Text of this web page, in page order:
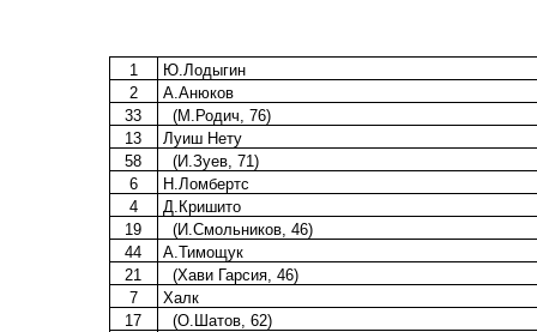
1
Ю.Лодыгин
2
А.Анюков
33
(М.Родич, 76)
13
Луиш Нету
58
(И.Зуев, 71)
6
Н.Ломбертс
4
Д.Кришито
19
(И.Смольников, 46)
44
А.Тимощук
21
(Хави Гарсия, 46)
7
Халк
17
(О.Шатов, 62)